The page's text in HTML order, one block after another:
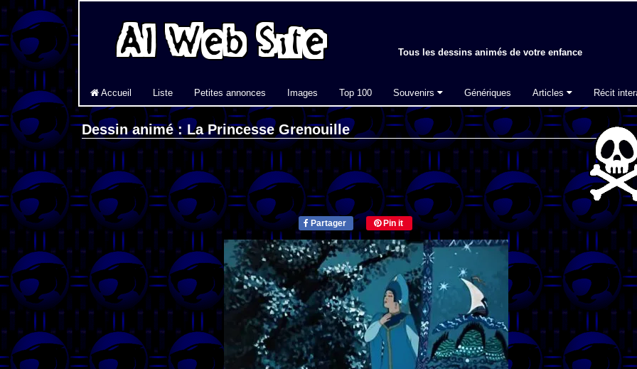
Tous les dessins animés de votre enfance
Accueil Liste Petites annonces Images Top 100 Souvenirs Génériques Articles Récit
Dessin animé : La Princesse Grenouille
Partager Pin it